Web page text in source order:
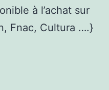
à l’achat sur
Fnac, Cultura ….}